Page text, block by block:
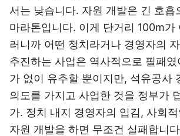
서는 낮습니다. 자원 개발은 긴 호흡
마라톤입니다. 이게 단거리 100m가
러니까 어떤 정치라거나 경영자의
추진하는 사업은 역사적으로 필패였
가 없이 유추할 뿐이지만, 석유공사
의도를 가지고 사업한 것을 정부가
가. 정치 내지 경영자의 입김, 사회
자원 개발을 하면 무조건 실패합니